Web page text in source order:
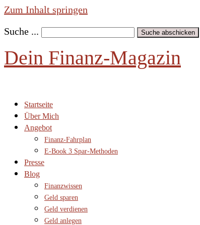
Zum Inhalt springen
Suche ...
Suche abschicken
Dein Finanz-Magazin
Startseite
Über Mich
Angebot
Finanz-Fahrplan
E-Book 3 Spar-Methoden
Presse
Blog
Finanzwissen
Geld sparen
Geld verdienen
Geld anlegen